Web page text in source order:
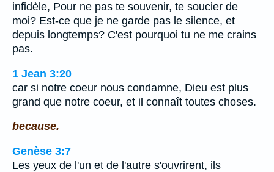
infidèle, Pour ne pas te souvenir, te soucier de
moi? Est-ce que je ne garde pas le silence, et
depuis longtemps? C'est pourquoi tu ne me crains
pas.
1 Jean 3:20
car si notre coeur nous condamne, Dieu est plus
grand que notre coeur, et il connaît toutes choses.
because.
Genèse 3:7
Les yeux de l'un et de l'autre s'ouvrirent, ils